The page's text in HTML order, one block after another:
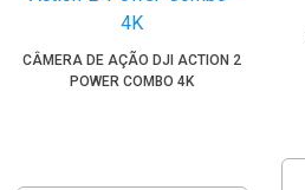
CÂMERA DE AÇÃO DJI ACTION 2
POWER COMBO 4K